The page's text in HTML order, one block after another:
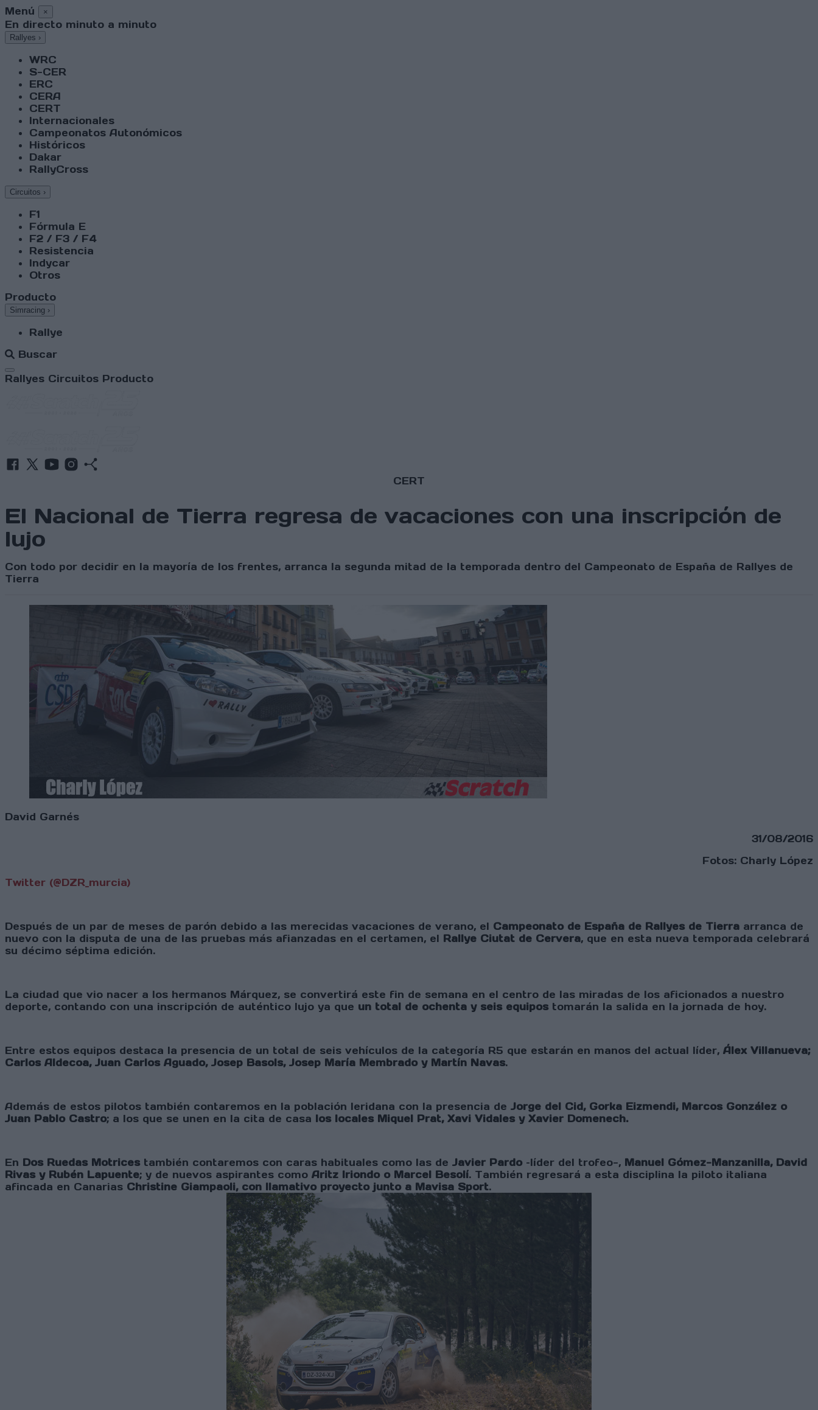
Menú ×
En directo minuto a minuto
Rallyes ›
WRC
S-CER
ERC
CERA
CERT
Internacionales
Campeonatos Autonómicos
Históricos
Dakar
RallyCross
Circuitos ›
F1
Fórmula E
F2 / F3 / F4
Resistencia
Indycar
Otros
Producto
Simracing ›
Rallye
Buscar
Abrir menú
Rallyes Circuitos Producto
CERT
El Nacional de Tierra regresa de vacaciones con una inscripción de
lujo
Con todo por decidir en la mayoría de los frentes, arranca la segunda mitad de la temporada dentro del Campeonato de España de Rallyes de
Tierra
David Garnés
31/08/2016
Fotos: Charly López
Twitter (@DZR_murcia)
Después de un par de meses de parón debido a las merecidas vacaciones de verano, el Campeonato de España de Rallyes de Tierra arranca de
nuevo con la disputa de una de las pruebas más afianzadas en el certamen, el Rallye Ciutat de Cervera, que en esta nueva temporada celebrará
su décimo séptima edición.
La ciudad que vio nacer a los hermanos Márquez, se convertirá este fin de semana en el centro de las miradas de los aficionados a nuestro
deporte, contando con una inscripción de auténtico lujo ya que un total de ochenta y seis equipos tomarán la salida en la jornada de hoy.
Entre estos equipos destaca la presencia de un total de seis vehículos de la categoría R5 que estarán en manos del actual líder, Álex Villanueva;
Carlos Aldecoa, Juan Carlos Aguado, Josep Basols, Josep María Membrado y Martín Navas.
Además de estos pilotos también contaremos en la población leridana con la presencia de Jorge del Cid, Gorka Eizmendi, Marcos González o
Juan Pablo Castro; a los que se unen en la cita de casa los locales Miquel Prat, Xavi Vidales y Xavier Domenech.
En Dos Ruedas Motrices también contaremos con caras habituales como las de Javier Pardo –líder del trofeo-, Manuel Gómez-Manzanilla, David
Rivas y Rubén Lapuente; y de nuevos aspirantes como Aritz Iriondo o Marcel Besolí. También regresará a esta disciplina la piloto italiana
afincada en Canarias Christine Giampaoli, con llamativo proyecto junto a Mavisa Sport.